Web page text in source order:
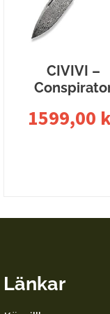
CIVIVI –
1599,00
Länkar